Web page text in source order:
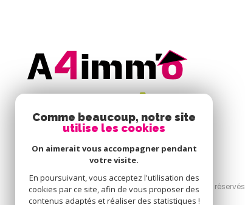
© 2026 | Tous droits réservés
Comme beaucoup, notre site
utilise les cookies
On aimerait vous accompagner pendant
votre visite.
En poursuivant, vous acceptez l'utilisation des
cookies par ce site, afin de vous proposer des
contenus adaptés et réaliser des statistiques !